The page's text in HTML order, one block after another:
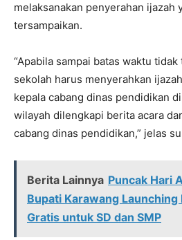
melaksanakan penyerahan ijazah
tersampaikan.
“Apabila sampai batas waktu
sekolah harus menyerahkan
kepala cabang dinas pendidikan
wilayah dilengkapi berita acara
cabang dinas pendidikan,” jelas
Berita Lainnya Puncak Hari
Bupati Karawang Launching
Gratis untuk SD dan SMP